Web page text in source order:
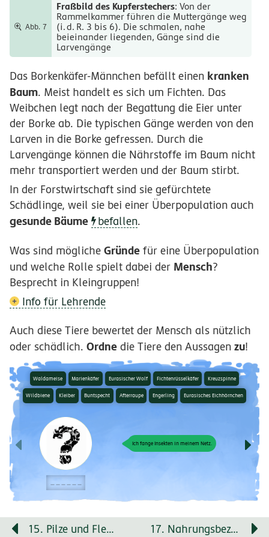
Abb. 7
Fraßbild des Kupferstechers: Von der
Rammelkammer führen die Muttergänge weg
(i.d. R. 3 bis 6). Die schmalen, nahe
beieinander liegenden, Gänge sind die
Larvengänge
Das Borkenkäfer-Männchen befällt einen kranken
Baum. Meist handelt es sich um Fichten. Das
Weibchen legt nach der Begattung die Eier unter
der Borke ab. Die typischen Gänge werden von den
Larven in die Borke gefressen. Durch die
Larvengänge können die Nährstoffe im Baum nicht
mehr transportiert werden und der Baum stirbt.
In der Forstwirtschaft sind sie gefürchtete
Schädlinge, weil sie bei einer Überpopulation auch
gesunde Bäume befallen.
Was sind mögliche Gründe für eine Überpopulation
und welche Rolle spielt dabei der Mensch?
Besprecht in Kleingruppen!
Info für Lehrende
Auch diese Tiere bewertet der Mensch als nützlich
oder schädlich. Ordne die Tiere den Aussagen zu!
Waldameise Marienkäfer Eurasischer Wolf Fichtenrüsselkäfer Kreuzspinne
Wildbiene Kleiber Buntspecht Afterraupe Engerling Eurasisches Eichhörnchen
Ich fange Insekten in meinem Netz.
15. Pilze und Flechten im Wald 17. Nahrungsbeziehungen im Wald